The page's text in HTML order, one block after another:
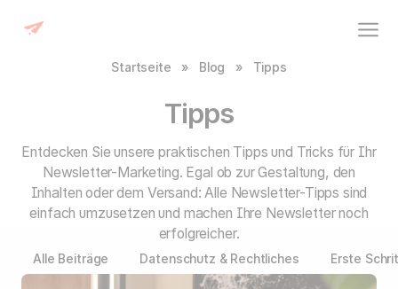
Startseite » Blog » Tipps
Tipps
Entdecken Sie unsere praktischen Tipps und Tricks für Ihr
Newsletter-Marketing. Egal ob zur Gestaltung, den
Inhalten oder dem Versand: Alle Newsletter-Tipps sind
einfach umzusetzen und machen Ihre Newsletter noch
erfolgreicher.
Alle Beiträge Datenschutz & Rechtliches Erste